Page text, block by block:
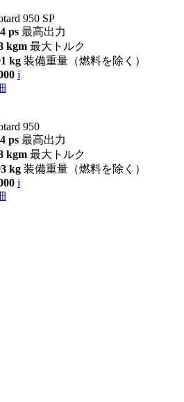
950 SP
ps 最高出力
kgm 最大トルク
kg 装備重量（燃料を除く）
i
950
ps 最高出力
kgm 最大トルク
kg 装備重量（燃料を除く）
i